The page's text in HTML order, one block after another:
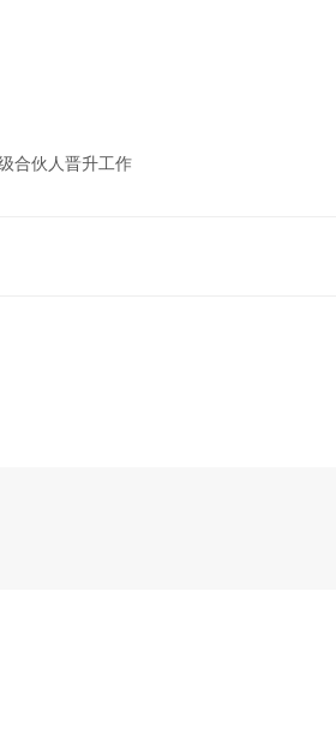
合伙人晋升工作